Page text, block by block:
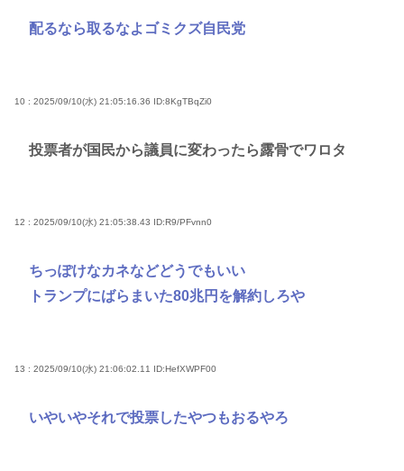
配るなら取るなよゴミクズ自民党
10 : 2025/09/10(水) 21:05:16.36 ID:8KgTBqZi0
投票者が国民から議員に変わったら露骨でワロタ
12 : 2025/09/10(水) 21:05:38.43 ID:R9/PFvnn0
ちっぽけなカネなどどうでもいい
トランプにばらまいた80兆円を解約しろや
13 : 2025/09/10(水) 21:06:02.11 ID:HefXWPF00
いやいやそれで投票したやつもおるやろ